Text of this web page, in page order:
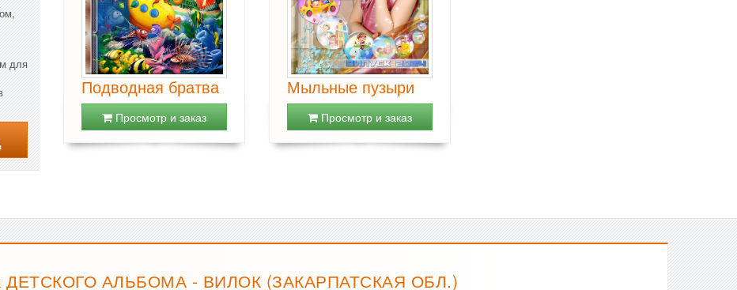
для
Подводная братва
Просмотр и заказ
Мыльные пузыри
Просмотр и заказ
АЛЬБОМА - ВИЛОК (ЗАКАРПАТСКАЯ ОБЛ.)